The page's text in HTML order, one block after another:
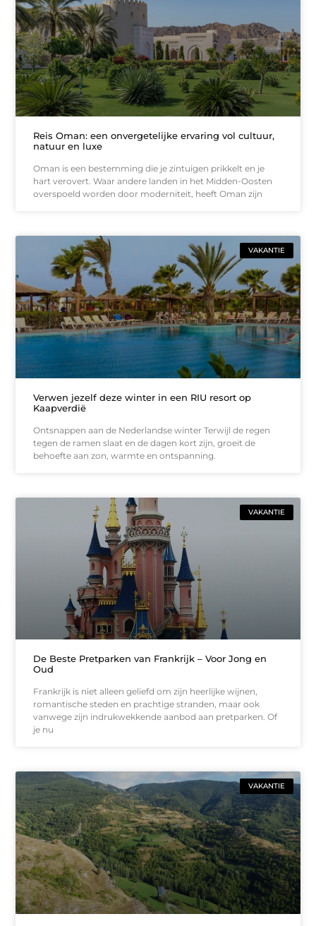
Reis Oman: een onvergetelijke ervaring vol cultuur,
natuur en luxe
Oman is een bestemming die je zintuigen prikkelt en je
hart verovert. Waar andere landen in het Midden-Oosten
overspoeld worden door moderniteit, heeft Oman zijn
VAKANTIE
Verwen jezelf deze winter in een RIU resort op
Kaapverdië
Ontsnappen aan de Nederlandse winter Terwijl de regen
tegen de ramen slaat en de dagen kort zijn, groeit de
behoefte aan zon, warmte en ontspanning.
VAKANTIE
De Beste Pretparken van Frankrijk – Voor Jong en
Oud
Frankrijk is niet alleen geliefd om zijn heerlijke wijnen,
romantische steden en prachtige stranden, maar ook
vanwege zijn indrukwekkende aanbod aan pretparken. Of
je nu
VAKANTIE